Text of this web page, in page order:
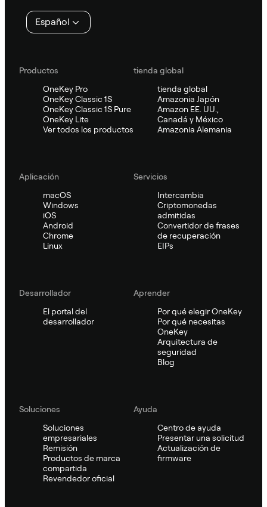
página
Español
Productos
OneKey Pro
OneKey Classic 1S
OneKey Classic 1S Pure
OneKey Lite
Ver todos los productos
tienda global
tienda global
Amazonia Japón
Amazon EE. UU.,
Canadá y México
Amazonia Alemania
Aplicación
macOS
Windows
iOS
Android
Chrome
Linux
Servicios
Intercambia
Criptomonedas
admitidas
Convertidor de frases
de recuperación
EIPs
Desarrollador
El portal del
desarrollador
Aprender
Por qué elegir OneKey
Por qué necesitas
OneKey
Arquitectura de
seguridad
Blog
Soluciones
Soluciones
empresariales
Remisión
Productos de marca
compartida
Revendedor oficial
Ayuda
Centro de ayuda
Presentar una solicitud
Actualización de
firmware